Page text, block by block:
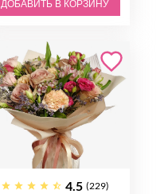
ДОБАВИТЬ В КОРЗИНУ
4.5 (229)